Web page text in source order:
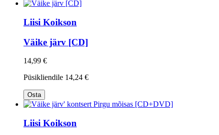
Liisi Koikson
Väike järv [CD]
14,99 €
Püsikliendile 14,24 €
Osta
Liisi Koikson